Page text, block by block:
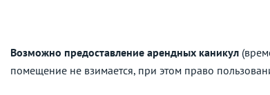
Возможно предоставление арендных каникул
помещение не взимается, при этом право